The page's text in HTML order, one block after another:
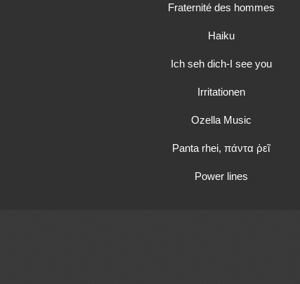
Fraternité des hommes
Haiku
Ich seh dich-I see you
Irritationen
Ozella Music
Panta rhei, πάντα ῥεῖ
Power lines